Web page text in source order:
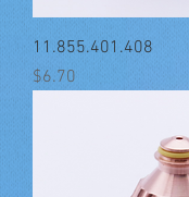
11.855.401.408
मूल्य
$6.70